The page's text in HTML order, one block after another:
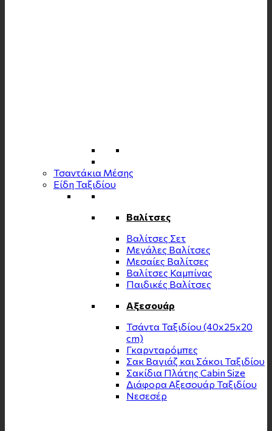
Τσαντάκια Μέσης
Είδη Ταξιδίου
Βαλίτσες
Βαλίτσες Σετ
Μεγάλες Βαλίτσες
Μεσαίες Βαλίτσες
Βαλίτσες Καμπίνας
Παιδικές Βαλίτσες
Αξεσουάρ
Τσάντα Ταξιδίου (40x25x20
cm)
Γκαρνταρόμπες
Σακ Βαγιάζ και Σάκοι Ταξιδίου
Σακίδια Πλάτης Cabin Size
Διάφορα Αξεσουάρ Ταξιδίου
Νεσεσέρ